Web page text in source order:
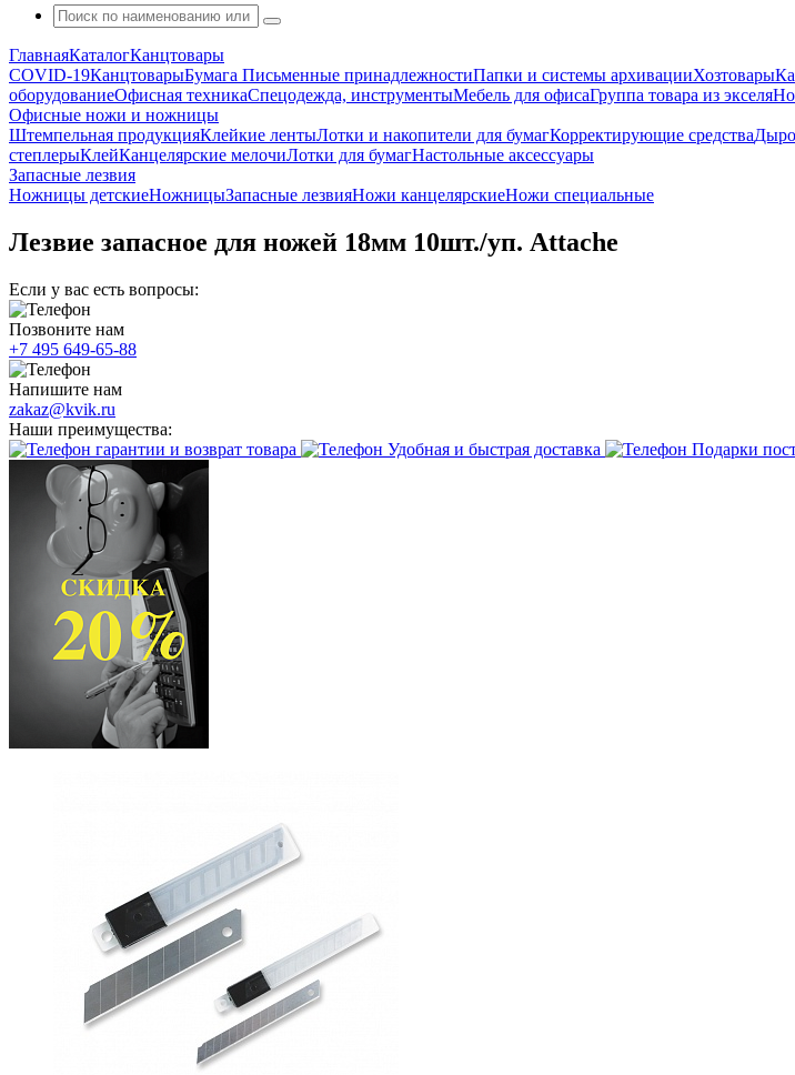
ГлавнаяКаталогКанцтовары
COVID-19КанцтоварыБумага Письменные принадлежностиПапки и системы архивацииХозтовары
оборудованиеОфисная техникаСпецодежда, инструментыМебель для офисаГруппа товара из экселя
Офисные ножи и ножницы
Штемпельная продукцияКлейкие лентыЛотки и накопители для бумагКорректирующие средства
степлерыКлейКанцелярские мелочиЛотки для бумагНастольные аксессуары
Запасные лезвия
Ножницы детскиеНожницыЗапасные лезвияНожи канцелярскиеНожи специальные
Лезвие запасное для ножей 18мм 10шт./уп. Attache
Если у вас есть вопросы:
Позвоните нам
+7 495 649-65-88
Напишите нам
zakaz@kvik.ru
Наши преимущества:
гарантии и возврат товара
Удобная и быстрая доставка Подарки